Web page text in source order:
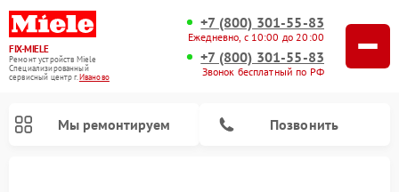
FIX-MIELE
Ремонт устройств Miele
Специализированный
cервисный центр г.Иваново
+7 (800) 301-55-83
Ежедневно, с 10:00 до 20:00
+7 (800) 301-55-83
Звонок бесплатный по РФ
Мы ремонтируем Позвонить